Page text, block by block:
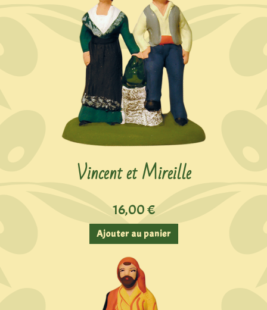
Vincent et Mireille
16,00€
Ajouter au panier